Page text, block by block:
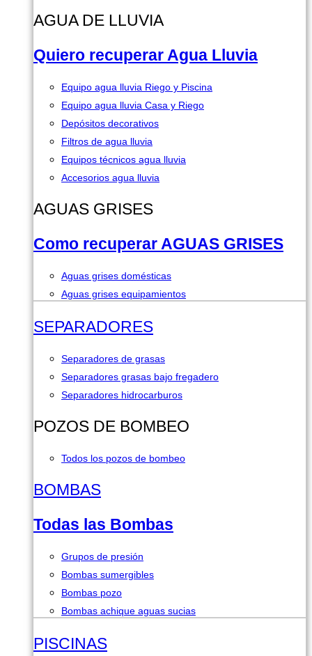
AGUA DE LLUVIA
Quiero recuperar Agua Lluvia
Equipo agua lluvia Riego y Piscina
Equipo agua lluvia Casa y Riego
Depósitos decorativos
Filtros de agua lluvia
Equipos técnicos agua lluvia
Accesorios agua lluvia
AGUAS GRISES
Como recuperar AGUAS GRISES
Aguas grises domésticas
Aguas grises equipamientos
SEPARADORES
Separadores de grasas
Separadores grasas bajo fregadero
Separadores hidrocarburos
POZOS DE BOMBEO
Todos los pozos de bombeo
BOMBAS
Todas las Bombas
Grupos de presión
Bombas sumergibles
Bombas pozo
Bombas achique aguas sucias
PISCINAS